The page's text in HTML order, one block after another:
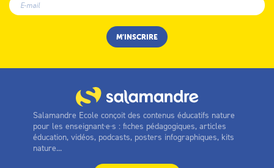
Salamandre Ecole conçoit des contenus éducatifs nature
pour les enseignant·e·s : fiches pédagogiques, articles
éducation, vidéos, podcasts, posters infographiques, kits
nature...